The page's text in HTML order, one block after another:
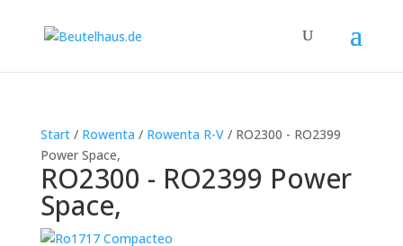
Start/ Rowenta / Rowenta R-V/ RO2300 - RO2399
Power Space,
RO2300 - RO2399 Power
Space,